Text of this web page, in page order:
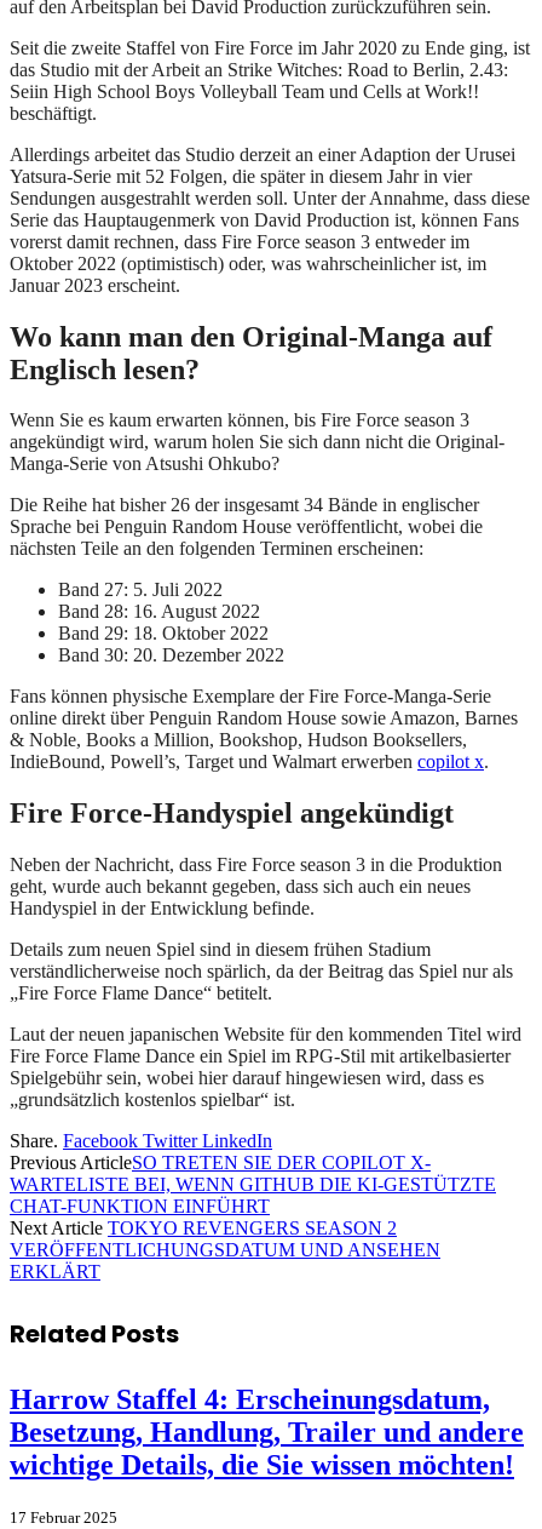
auf den Arbeitsplan bei David Production zurückzuführen sein.
Seit die zweite Staffel von Fire Force im Jahr 2020 zu Ende ging, ist
das Studio mit der Arbeit an Strike Witches: Road to Berlin, 2.43:
Seiin High School Boys Volleyball Team und Cells at Work!!
beschäftigt.
Allerdings arbeitet das Studio derzeit an einer Adaption der Urusei
Yatsura-Serie mit 52 Folgen, die später in diesem Jahr in vier
Sendungen ausgestrahlt werden soll. Unter der Annahme, dass diese
Serie das Hauptaugenmerk von David Production ist, können Fans
vorerst damit rechnen, dass Fire Force season 3 entweder im
Oktober 2022 (optimistisch) oder, was wahrscheinlicher ist, im
Januar 2023 erscheint.
Wo kann man den Original-Manga auf
Englisch lesen?
Wenn Sie es kaum erwarten können, bis Fire Force season 3
angekündigt wird, warum holen Sie sich dann nicht die Original-
Manga-Serie von Atsushi Ohkubo?
Die Reihe hat bisher 26 der insgesamt 34 Bände in englischer
Sprache bei Penguin Random House veröffentlicht, wobei die
nächsten Teile an den folgenden Terminen erscheinen:
Band 27: 5. Juli 2022
Band 28: 16. August 2022
Band 29: 18. Oktober 2022
Band 30: 20. Dezember 2022
Fans können physische Exemplare der Fire Force-Manga-Serie
online direkt über Penguin Random House sowie Amazon, Barnes
& Noble, Books a Million, Bookshop, Hudson Booksellers,
IndieBound, Powell’s, Target und Walmart erwerben copilot x.
Fire Force-Handyspiel angekündigt
Neben der Nachricht, dass Fire Force season 3 in die Produktion
geht, wurde auch bekannt gegeben, dass sich auch ein neues
Handyspiel in der Entwicklung befinde.
Details zum neuen Spiel sind in diesem frühen Stadium
verständlicherweise noch spärlich, da der Beitrag das Spiel nur als
„Fire Force Flame Dance“ betitelt.
Laut der neuen japanischen Website für den kommenden Titel wird
Fire Force Flame Dance ein Spiel im RPG-Stil mit artikelbasierter
Spielgebühr sein, wobei hier darauf hingewiesen wird, dass es
„grundsätzlich kostenlos spielbar“ ist.
Share. Facebook Twitter LinkedIn
Previous ArticleSO TRETEN SIE DER COPILOT X-
WARTELISTE BEI, WENN GITHUB DIE KI-GESTÜTZTE
CHAT-FUNKTION EINFÜHRT
Next Article TOKYO REVENGERS SEASON 2
VERÖFFENTLICHUNGSDATUM UND ANSEHEN
ERKLÄRT
Related Posts
Harrow Staffel 4: Erscheinungsdatum,
Besetzung, Handlung, Trailer und andere
wichtige Details, die Sie wissen möchten!
17 Februar 2025